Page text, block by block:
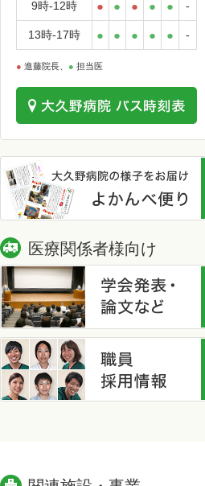
9時-12時 ● ● ● ● ● -
13時-17時 ● ● ● ● ● -
● 進藤院長、 ● 担当医
医療関係者様向け